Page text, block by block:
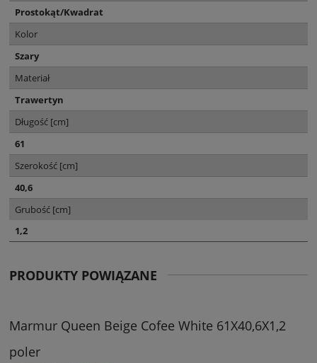
Prostokąt/Kwadrat
Kolor
Szary
Materiał
Trawertyn
Długość [cm]
61
Szerokość [cm]
40,6
Grubość [cm]
1,2
PRODUKTY POWIĄZANE
Marmur Queen Beige Cofee White 61X40,6X1,2
poler